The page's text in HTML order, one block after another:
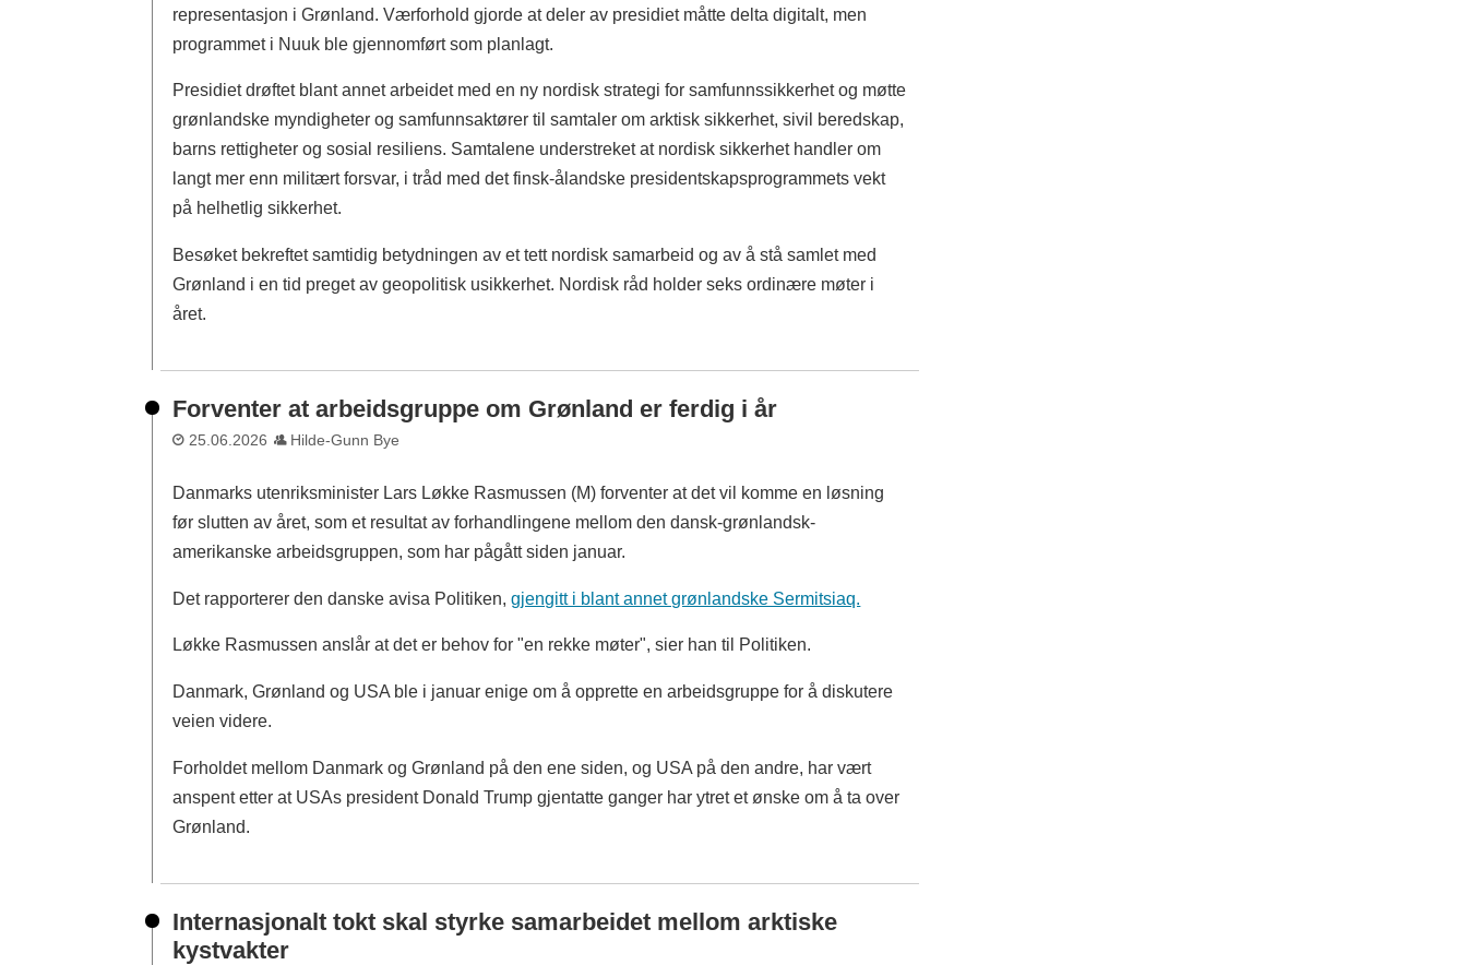
representasjon i Grønland. Værforhold gjorde at deler av presidiet måtte delta digitalt, men
programmet i Nuuk ble gjennomført som planlagt.
Presidiet drøftet blant annet arbeidet med en ny nordisk strategi for samfunnssikkerhet og møtte
grønlandske myndigheter og samfunnsaktører til samtaler om arktisk sikkerhet, sivil beredskap,
barns rettigheter og sosial resiliens. Samtalene understreket at nordisk sikkerhet handler om
langt mer enn militært forsvar, i tråd med det finsk-ålandske presidentskapsprogrammets vekt
på helhetlig sikkerhet.
Besøket bekreftet samtidig betydningen av et tett nordisk samarbeid og av å stå samlet med
Grønland i en tid preget av geopolitisk usikkerhet. Nordisk råd holder seks ordinære møter i
året.
Forventer at arbeidsgruppe om Grønland er ferdig i år
25.06.2026 Hilde-Gunn Bye
Danmarks utenriksminister Lars Løkke Rasmussen (M) forventer at det vil komme en løsning
før slutten av året, som et resultat av forhandlingene mellom den dansk-grønlandsk-
amerikanske arbeidsgruppen, som har pågått siden januar.
Det rapporterer den danske avisa Politiken,gjengitt i blant annet grønlandske Sermitsiaq.
Løkke Rasmussen anslår at det er behov for "en rekke møter", sier han til Politiken.
Danmark, Grønland og USA ble i januar enige om å opprette en arbeidsgruppe for å diskutere
veien videre.
Forholdet mellom Danmark og Grønland på den ene siden, og USA på den andre, har vært
anspent etter at USAs president Donald Trump gjentatte ganger har ytret et ønske om å ta over
Grønland.
Internasjonalt tokt skal styrke samarbeidet mellom arktiske
kystvakter